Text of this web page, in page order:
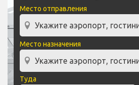
Место отправления
Место назначения
Туда